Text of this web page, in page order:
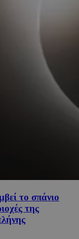
το σπάνιο
της